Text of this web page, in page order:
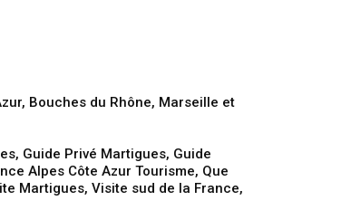
:, Bouches du Rhône, Marseille et
, Guide Privé Martigues, Guide
Alpes Côte Azur Tourisme, Que
Martigues, Visite sud de la France,